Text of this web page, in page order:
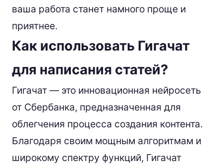
ваша работа станет намного проще и
приятнее.
Как использовать Гигачат
для написания статей?
Гигачат — это инновационная нейросеть
от Сбербанка, предназначенная для
облегчения процесса создания контента.
Благодаря своим мощным алгоритмам и
широкому спектру функций, Гигачат